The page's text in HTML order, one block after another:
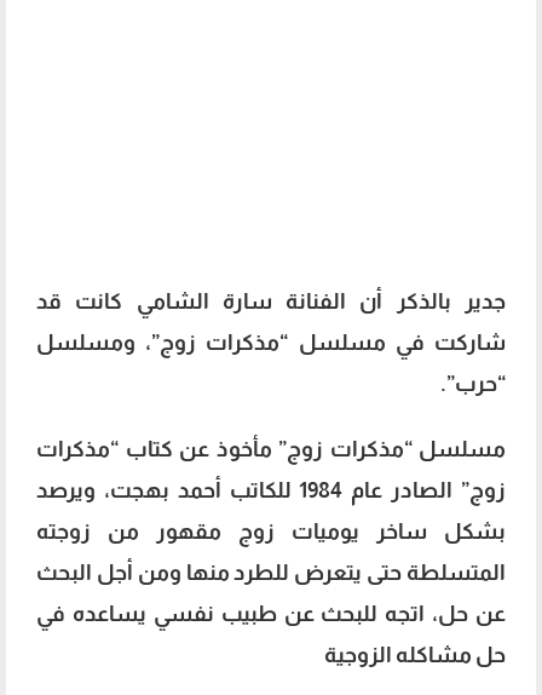
جدير بالذكر أن الفنانة سارة الشامي كانت قد
شاركت في مسلسل “مذكرات زوج”، ومسلسل
“حرب”.
مسلسل “مذكرات زوج” مأخوذ عن كتاب “مذكرات
زوج” الصادر عام 1984 للكاتب أحمد بهجت، ويرصد
بشكل ساخر يوميات زوج مقهور من زوجته
المتسلطة حتى يتعرض للطرد منها ومن أجل البحث
عن حل، اتجه للبحث عن طبيب نفسي يساعده في
حل مشاكله الزوجية